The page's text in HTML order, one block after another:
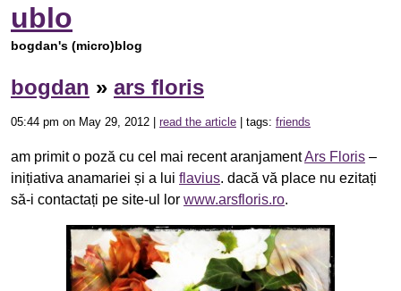
ublo
bogdan's (micro)blog
bogdan » ars floris
05:44 pm on May 29, 2012 | read the article | tags: friends
am primit o poză cu cel mai recent aranjamentArs Floris –
inițiativa anamariei și a lui flavius. dacă vă place nu ezitați
să-i contactați pe site-ul lor www.arsfloris.ro.